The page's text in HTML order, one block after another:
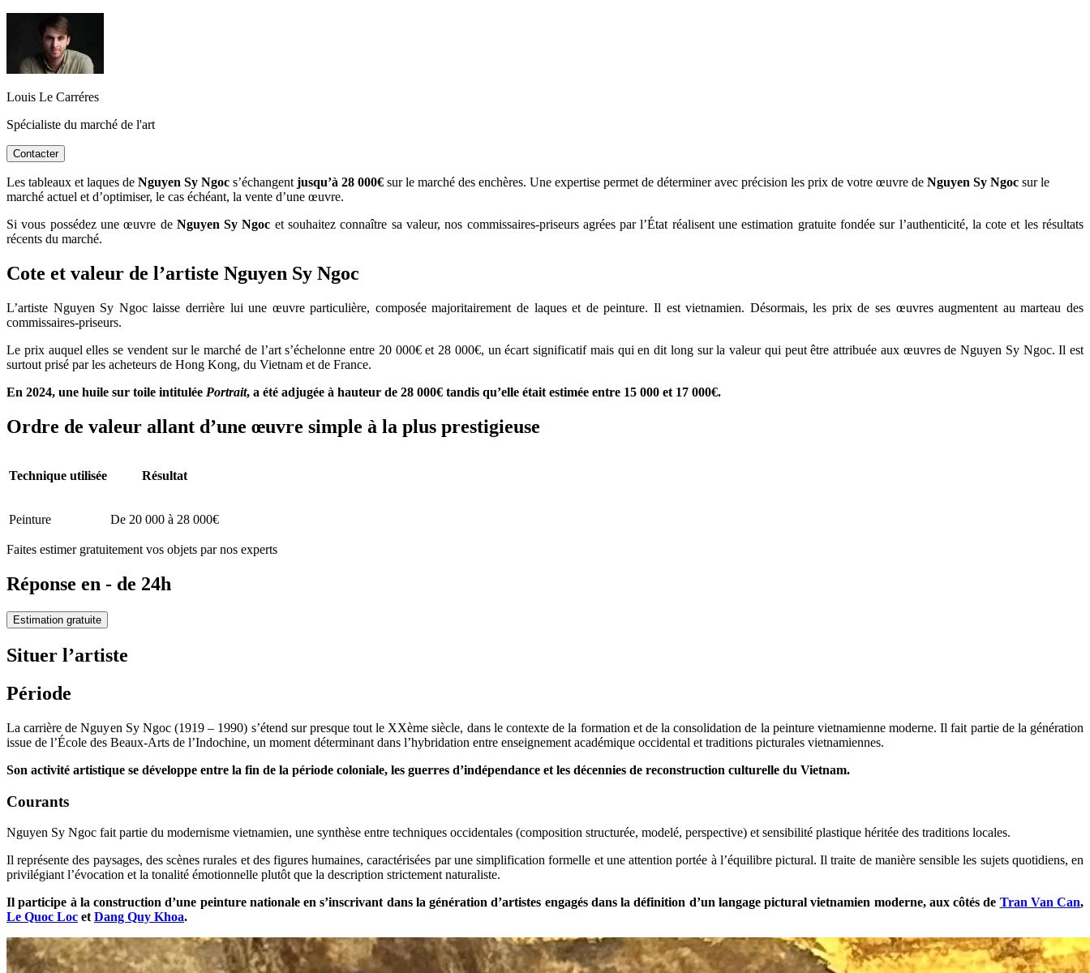
Louis Le Carréres
Spécialiste du marché de l'art
Contacter
Les tableaux et laques de Nguyen Sy Ngoc s’échangent jusqu’à 28 000€ sur le marché des enchères. Une expertise permet de déterminer avec précision les prix de votre œuvre de Nguyen Sy Ngoc sur le
marché actuel et d’optimiser, le cas échéant, la vente d’une œuvre.
Si vous possédez une œuvre de Nguyen Sy Ngoc et souhaitez connaître sa valeur, nos commissaires-priseurs agrées par l’État réalisent une estimation gratuite fondée sur l’authenticité, la cote et les résultats
récents du marché.
Cote et valeur de l’artiste Nguyen Sy Ngoc
L’artiste Nguyen Sy Ngoc laisse derrière lui une œuvre particulière, composée majoritairement de laques et de peinture. Il est vietnamien. Désormais, les prix de ses œuvres augmentent au marteau des
commissaires-priseurs.
Le prix auquel elles se vendent sur le marché de l’art s’échelonne entre 20 000€ et 28 000€, un écart significatif mais qui en dit long sur la valeur qui peut être attribuée aux œuvres de Nguyen Sy Ngoc. Il est
surtout prisé par les acheteurs de Hong Kong, du Vietnam et de France.
En 2024, une huile sur toile intitulée Portrait, a été adjugée à hauteur de 28 000€ tandis qu’elle était estimée entre 15 000 et 17 000€.
Ordre de valeur allant d’une œuvre simple à la plus prestigieuse
Technique utilisée Résultat
Peinture De 20 000 à 28 000€
Faites estimer gratuitement vos objets par nos experts
Réponse en - de 24h
Estimation gratuite
Situer l’artiste
Période
La carrière de Nguyen Sy Ngoc (1919 – 1990) s’étend sur presque tout le XXème siècle, dans le contexte de la formation et de la consolidation de la peinture vietnamienne moderne. Il fait partie de la génération
issue de l’École des Beaux-Arts de l’Indochine, un moment déterminant dans l’hybridation entre enseignement académique occidental et traditions picturales vietnamiennes.
Son activité artistique se développe entre la fin de la période coloniale, les guerres d’indépendance et les décennies de reconstruction culturelle du Vietnam.
Courants
Nguyen Sy Ngoc fait partie du modernisme vietnamien, une synthèse entre techniques occidentales (composition structurée, modelé, perspective) et sensibilité plastique héritée des traditions locales.
Il représente des paysages, des scènes rurales et des figures humaines, caractérisées par une simplification formelle et une attention portée à l’équilibre pictural. Il traite de manière sensible les sujets quotidiens, en
privilégiant l’évocation et la tonalité émotionnelle plutôt que la description strictement naturaliste.
Il participe à la construction d’une peinture nationale en s’inscrivant dans la génération d’artistes engagés dans la définition d’un langage pictural vietnamien moderne, aux côtés de Tran Van Can,
Le Quoc Loc etDang Quy Khoa.